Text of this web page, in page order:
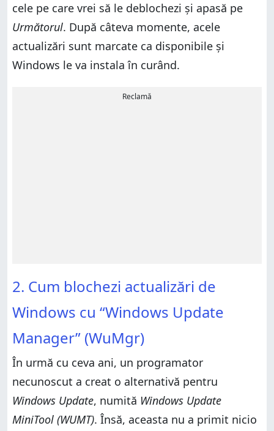
cele pe care vrei să le deblochezi și apasă pe
Următorul. După câteva momente, acele
actualizări sunt marcate ca disponibile și
Windows le va instala în curând.
Reclamă
2. Cum blochezi actualizări de
Windows cu “Windows Update
Manager” (WuMgr)
În urmă cu ceva ani, un programator
necunoscut a creat o alternativă pentru
Windows Update, numită Windows Update
MiniTool (WUMT). Însă, aceasta nu a primit nicio